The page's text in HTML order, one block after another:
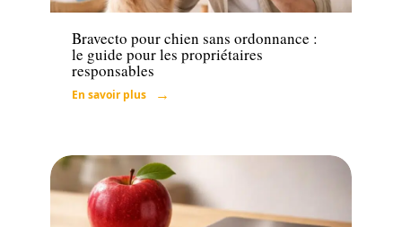
Bravecto pour chien sans ordonnance :
le guide pour les propriétaires
responsables
En savoir plus